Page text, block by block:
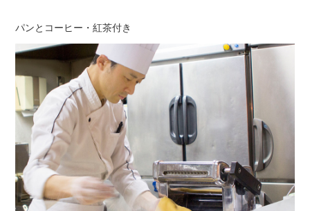
パンとコーヒー・紅茶付き